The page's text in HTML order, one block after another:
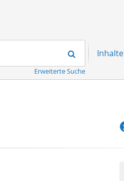
Suchen
Erweiterte Suche
Inhalte